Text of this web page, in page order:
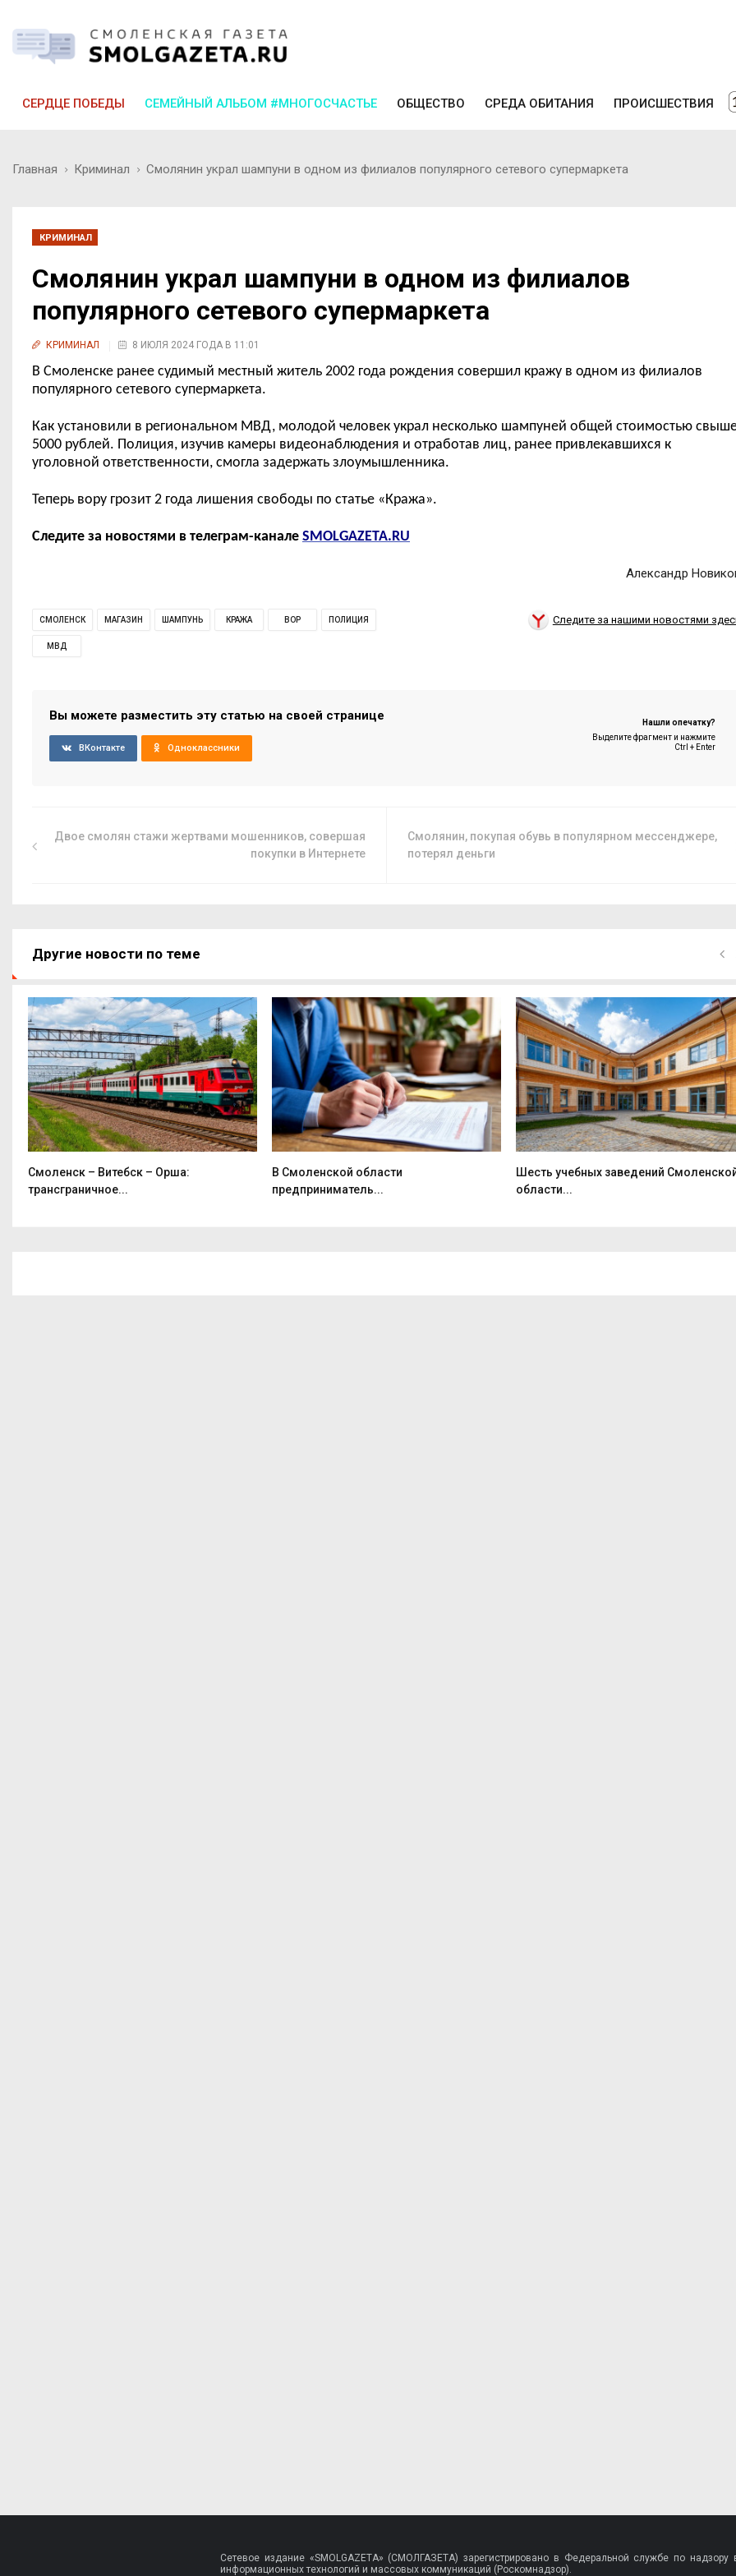
СЕРДЦЕ ПОБЕДЫ СЕМЕЙНЫЙ АЛЬБОМ #МНОГОСЧАСТЬЕ ОБЩЕСТВО СРЕДА ОБИТАНИЯ ПРОИСШЕСТВИЯ
Главная Криминал Смолянин украл шампуни в одном из филиалов популярного сетевого супермаркета
КРИМИНАЛ
Смолянин украл шампуни в одном из филиалов
популярного сетевого супермаркета
КРИМИНАЛ 8 ИЮЛЯ 2024 ГОДА В 11:01
В Смоленске ранее судимый местный житель 2002 года рождения совершил кражу в одном из филиалов
популярного сетевого супермаркета.
Как установили в региональном МВД, молодой человек украл несколько шампуней общей стоимостью
5000 рублей. Полиция, изучив камеры видеонаблюдения и отработав лиц, ранее привлекавшихся к
уголовной ответственности, смогла задержать злоумышленника.
Теперь вору грозит 2 года лишения свободы по статье «Кража».
Следите за новостями в телеграм-канале SMOLGAZETA.RU
Александр
СМОЛЕНСК МАГАЗИН ШАМПУНЬ КРАЖА ВОР ПОЛИЦИЯ
МВД
Следите за нашими новостями
Вы можете разместить эту статью на своей странице
ВКонтакте Одноклассники
Нашли опечатку?
Выделите фрагмент и нажмите
Ctrl + Enter
Двое смолян стажи жертвами мошенников, совершая
покупки в Интернете
Смолянин, покупая обувь в популярном мессенджере,
потерял деньги
Другие новости по теме
Смоленск – Витебск – Орша:
трансграничное...
В Смоленской области
предприниматель...
Шесть учебных заведений
области...
Сетевое издание «SMOLGAZETA» (СМОЛГАЗЕТА) зарегистрировано в Федеральной службе по надзору
информационных технологий и массовых коммуникаций (Роскомнадзор).